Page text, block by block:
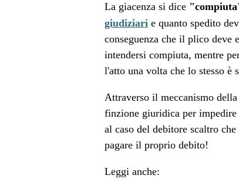
La giacenza si dice
giudiziari e quanto spedito
conseguenza che il plico deve
intendersi compiuta, mentre
l'atto una volta che lo stesso è
Attraverso il meccanismo della
finzione giuridica per
al caso del debitore scaltro
pagare il proprio debito!
Leggi anche: